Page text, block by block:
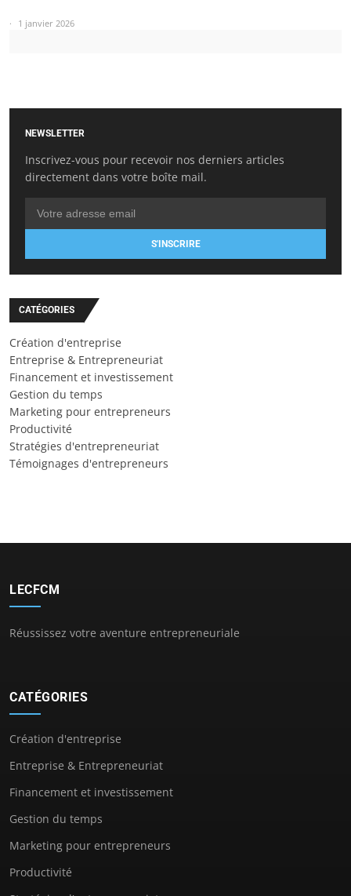
1 janvier 2026
NEWSLETTER
Inscrivez-vous pour recevoir nos derniers articles
directement dans votre boîte mail.
S'INSCRIRE
CATÉGORIES
Création d'entreprise
Entreprise & Entrepreneuriat
Financement et investissement
Gestion du temps
Marketing pour entrepreneurs
Productivité
Stratégies d'entrepreneuriat
Témoignages d'entrepreneurs
LECFCM
Réussissez votre aventure entrepreneuriale
CATÉGORIES
Création d'entreprise
Entreprise & Entrepreneuriat
Financement et investissement
Gestion du temps
Marketing pour entrepreneurs
Productivité